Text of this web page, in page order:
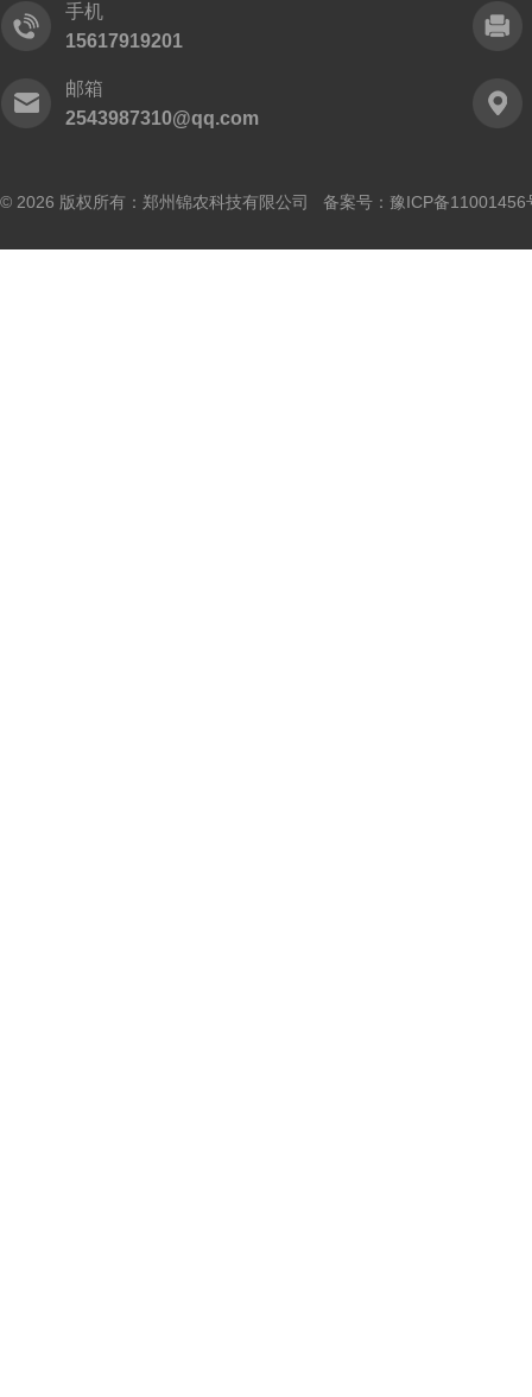
手机
15617919201
邮箱
2543987310@qq.com
© 2026 版权所有：郑州锦农科技有限公司 备案号： 豫ICP备11001456